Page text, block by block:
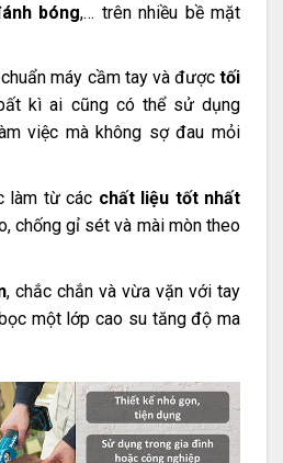
bóng,… trên nhiều bề mặt
máy cầm tay và được tối
kì ai cũng có thể sử dụng
việc mà không sợ đau mỏi
làm từ các chất liệu tốt nhất
chống gỉ sét và mài mòn theo
, chắc chắn và vừa vặn với tay
một lớp cao su tăng độ ma